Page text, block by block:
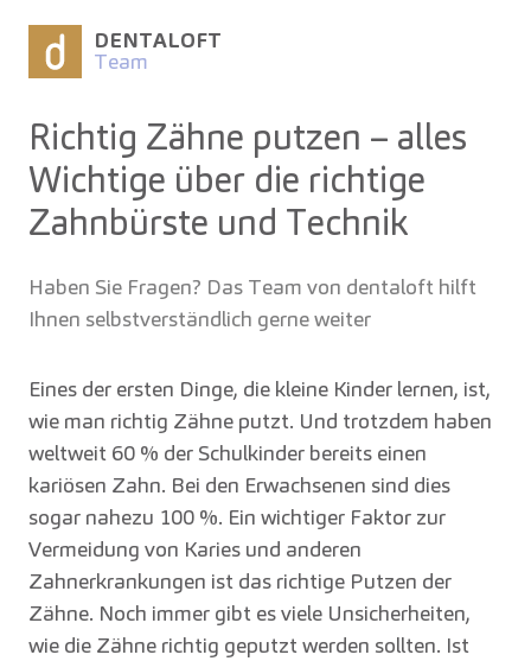
DENTALOFT
Team
Richtig Zähne putzen – alles
Wichtige über die richtige
Zahnbürste und Technik
Haben Sie Fragen? Das Team von dentaloft hilft
Ihnen selbstverständlich gerne weiter
Eines der ersten Dinge, die kleine Kinder lernen, ist,
wie man richtig Zähne putzt. Und trotzdem haben
weltweit 60 % der Schulkinder bereits einen
kariösen Zahn. Bei den Erwachsenen sind dies
sogar nahezu 100 %. Ein wichtiger Faktor zur
Vermeidung von Karies und anderen
Zahnerkrankungen ist das richtige Putzen der
Zähne. Noch immer gibt es viele Unsicherheiten,
wie die Zähne richtig geputzt werden sollten. Ist